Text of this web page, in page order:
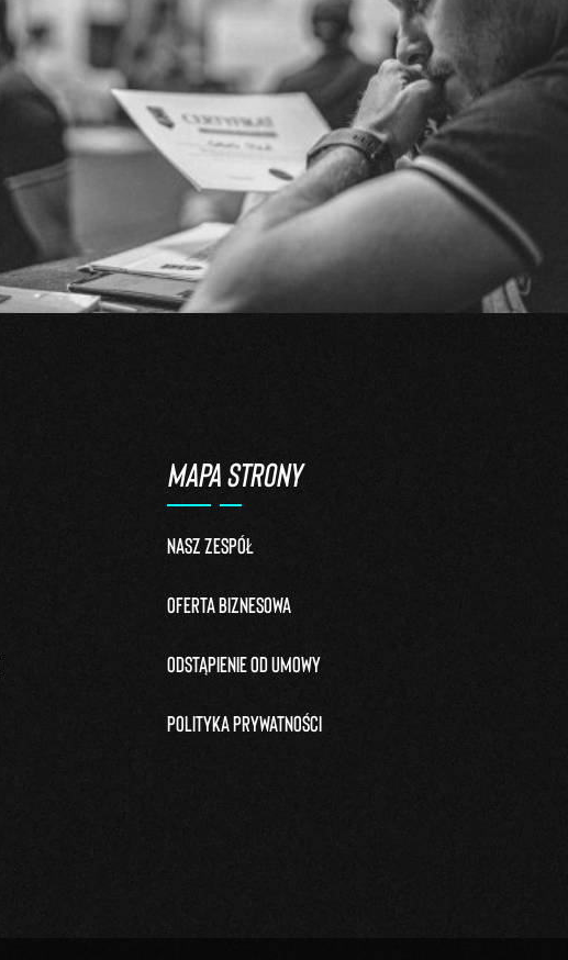
MAPA STRONY
Nasz zespół
Oferta biznesowa
Odstąpienie od umowy
Polityka prywatności